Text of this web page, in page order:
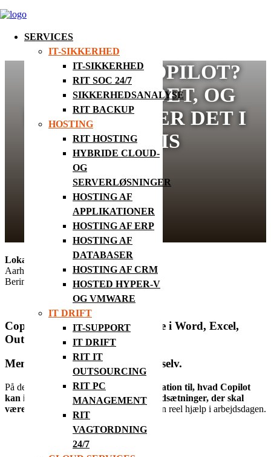
SERVICES
IT-SIKKERHED
IT-SIKKERHED
RIT SOC 24/7
SIKKERHEDSANALYSE
RIT BACKUP
HOSTING
RIT HOSTING
HYBRIDE CLOUD-
OG
SERVERLØSNINGER
HOSTING AF
APPLIKATIONER
HOSTING AF ERP
HOSTING AF
DATABASER
HOSTING AF CRM
HOSTED HYPER-V
OG VMWARE
IT DRIFT
IT-SUPPORT
IT DRIFT
RIT IT
OUTSOURCING
RIT PC
MANAGEMENT
RIT
VAGTORDNING
24/7
KLAR TIL COPILOT?
HVAD KAN DET, OG
HVAD KRÆVER DET I
PRAKSIS
Lokation
Aarhus Hostel og Hotel
Beringvej 1, 8361 Hasselager
Copilot kan gøre arbejdet lettere i Word, Excel,
Outlook, Teams etc.
Men værdien opstår ikke af sig selv.
På dette morgen-event får du både
inspiration til, hvad Copilot
kan i praksis
, ogoverblik over de forudsætninger, der skal
være på plads
, før AI assistenen bliver en reel hjælp i arbejdsdagen.